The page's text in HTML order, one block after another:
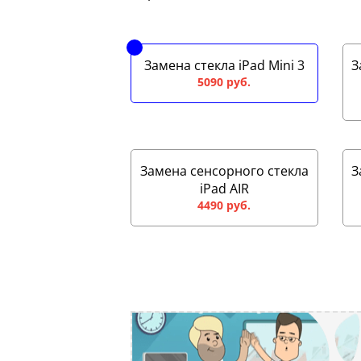
Замена стекла iPad Mini 3
5090 руб.
Замена сенсорного стекла
iPad AIR
4490 руб.